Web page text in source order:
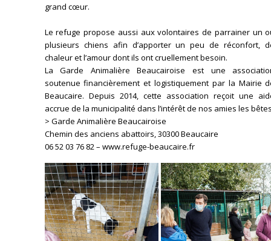
grand cœur.
Le refuge propose aussi aux volontaires de parrainer un
plusieurs chiens afin d’apporter un peu de réconfort,
chaleur et l’amour dont ils ont cruellement besoin.
La Garde Animalière Beaucairoise est une
soutenue financièrement et logistiquement par la Mairie
Beaucaire. Depuis 2014, cette association reçoit une
accrue de la municipalité dans l’intérêt de nos amies les
> Garde Animalière Beaucairoise
Chemin des anciens abattoirs, 30300 Beaucaire
06 52 03 76 82 – www.refuge-beaucaire.fr